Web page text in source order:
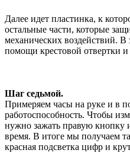
Далее идет пластинка, к
остальные части, которые
механических воздействий.
помощи крестовой отвертки и
Шаг седьмой.
Примеряем часы на руке и в
работоспособность. Чтобы
нужно зажать правую кнопку
время. В итоге мы получаем
красная подсветка цифр и